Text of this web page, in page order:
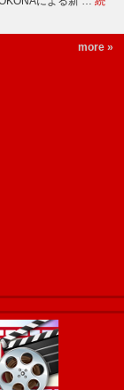
more »